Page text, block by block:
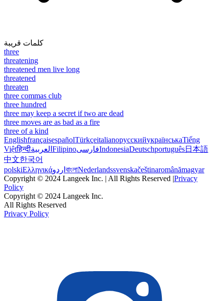
كلمات قريبة
three
threatening
threatened men live long
threatened
threaten
three commas club
three hundred
three may keep a secret if two are dead
three moves are as bad as a fire
three of a kind
EnglishfrançaisespañolTürkçeitalianoрусскийукраїнськаTiếng
Việtहिन्दीالعربية FilipinoفارسیIndonesiaDeutschportuguês日本語
中文한국어
polskiΕλληνικάاردو বাংলাNederlandssvenskačeštinaromânămagyar
Copyright © 2024 Langeek Inc. | All Rights Reserved |Privacy
Policy
Copyright © 2024 Langeek Inc.
All Rights Reserved
Privacy Policy